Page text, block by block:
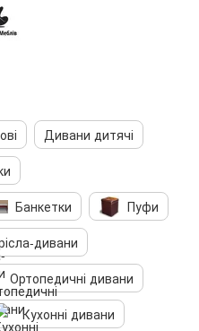
Дивани дитячі
Банкетки
Пуфи
дивани
Ортопедичні дивани
Кухонні дивани